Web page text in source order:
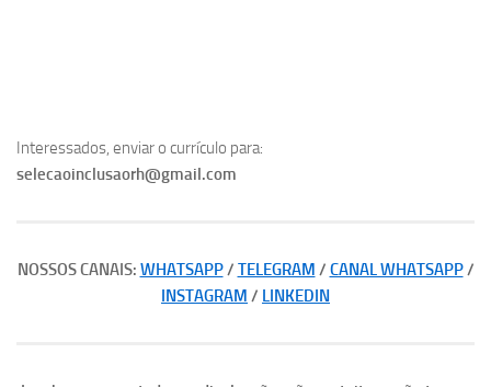
Interessados, enviar o currículo para:
selecaoinclusaorh@gmail.com
NOSSOS CANAIS: WHATSAPP/ TELEGRAM / CANAL WHATSAPP/
INSTAGRAM / LINKEDIN